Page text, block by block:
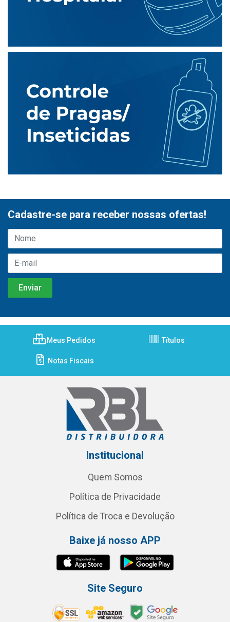
Cadastre-se para receber nossas ofertas!
Meus Pedidos Títulos
Notas Fiscais
Institucional
Quem Somos
Política de Privacidade
Política de Troca e Devolução
Baixe já nosso APP
Site Seguro